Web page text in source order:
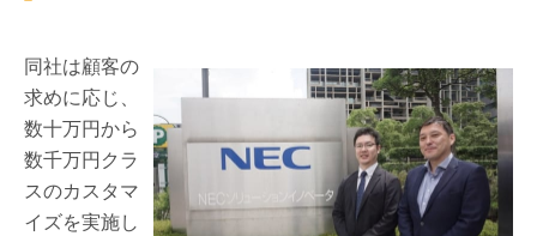
同社は顧客の
求めに応じ、
数十万円から
数千万円クラ
スのカスタマ
イズを実施し